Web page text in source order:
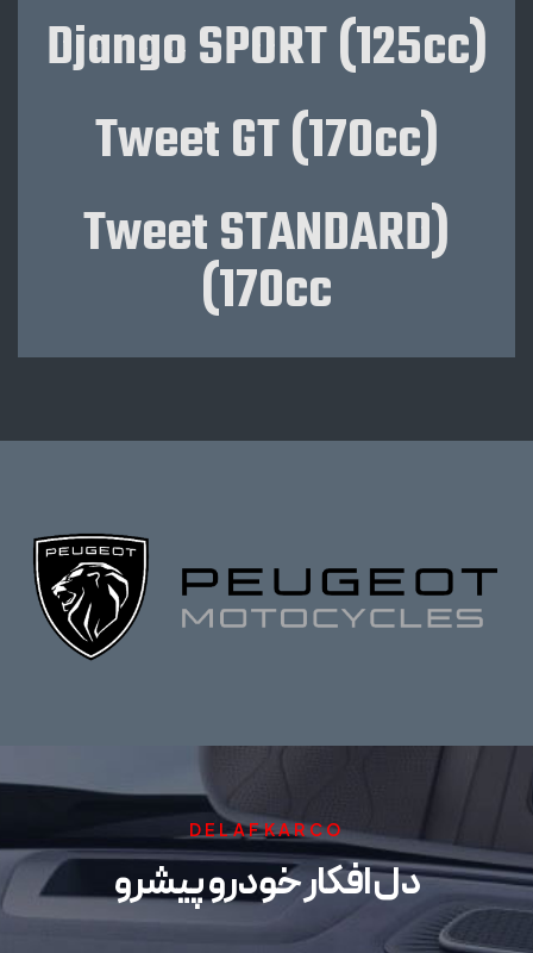
(Django SPORT (125cc
(Tweet GT (170cc
(Tweet STANDARD
(170cc
DELAFKARCO
دل افکار خودرو پیشرو